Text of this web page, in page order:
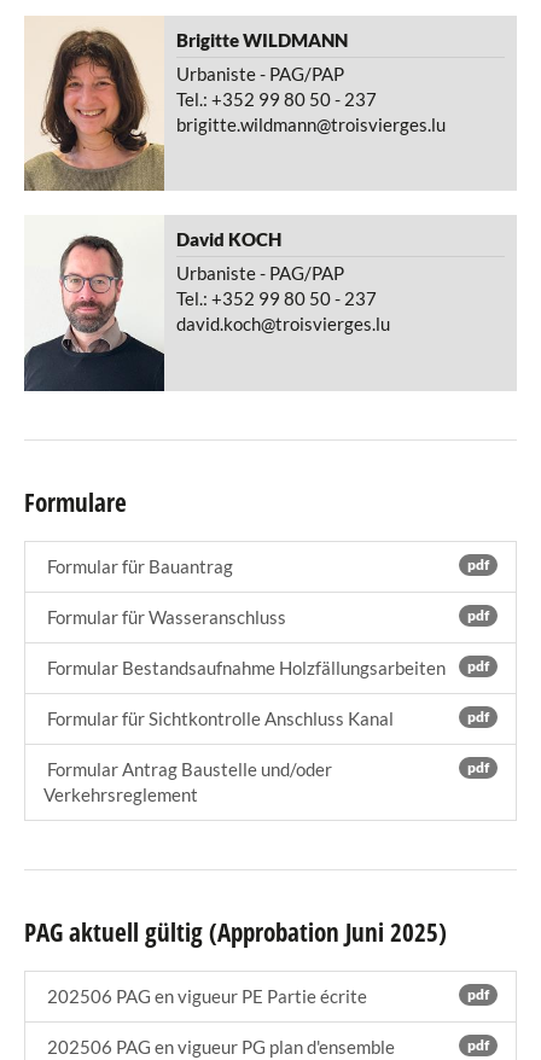
BrigitteWILDMANN
Urbaniste - PAG/PAP
Tel.: +352 99 80 50 - 237
brigitte.wildmann@troisvierges.lu
David KOCH
Urbaniste - PAG/PAP
Tel.: +352 99 80 50 - 237
david.koch@troisvierges.lu
Formulare
pdf
Formular für Bauantrag
pdf
Formular für Wasseranschluss
pdf
Formular Bestandsaufnahme Holzfällungsarbeiten
pdf
Formular für Sichtkontrolle Anschluss Kanal
pdf
Formular Antrag Baustelle und/oder
Verkehrsreglement
PAG aktuell gültig (Approbation Juni 2025)
pdf
202506 PAG en vigueur PE Partie écrite
pdf
202506 PAG en vigueur PG plan d'ensemble